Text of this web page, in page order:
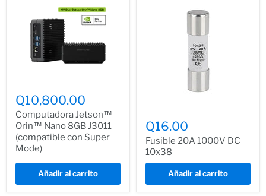
Q10,800.00
Computadora Jetson™
Orin™ Nano 8GB J3011
(compatible con Super
Mode)
Añadir al carrito
Q16.00
Fusible 20A 1000V DC
10x38
Añadir al carrito